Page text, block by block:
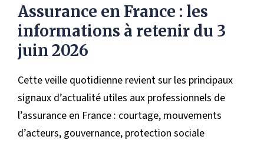
Assurance en France : les
informations à retenir du 3
juin 2026
Cette veille quotidienne revient sur les principaux
signaux d’actualité utiles aux professionnels de
l’assurance en France : courtage, mouvements
d’acteurs, gouvernance, protection sociale